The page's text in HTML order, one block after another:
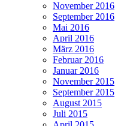
November 2016
September 2016
Mai 2016
April 2016
März 2016
Februar 2016
Januar 2016
November 2015
September 2015
August 2015
Juli 2015